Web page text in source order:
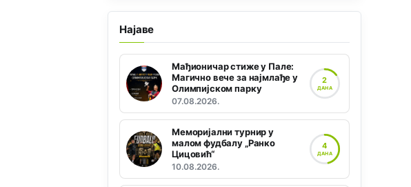
Најаве
Мађионичар стиже у Пале:
Магично вече за најмлађе у
Олимпијском парку
07.08.2026.
2
ДАНА
Меморијални турнир у
малом фудбалу „Ранко
Цицовић“
10.08.2026.
4
ДАНА